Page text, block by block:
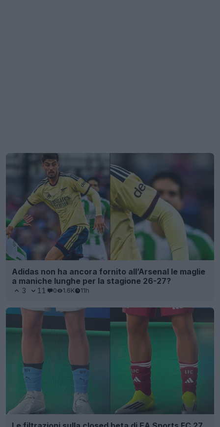
Adidas non ha ancora fornito all’Arsenal le maglie
a maniche lunghe per la stagione 26-27?
3 11 0 1.6K 11h